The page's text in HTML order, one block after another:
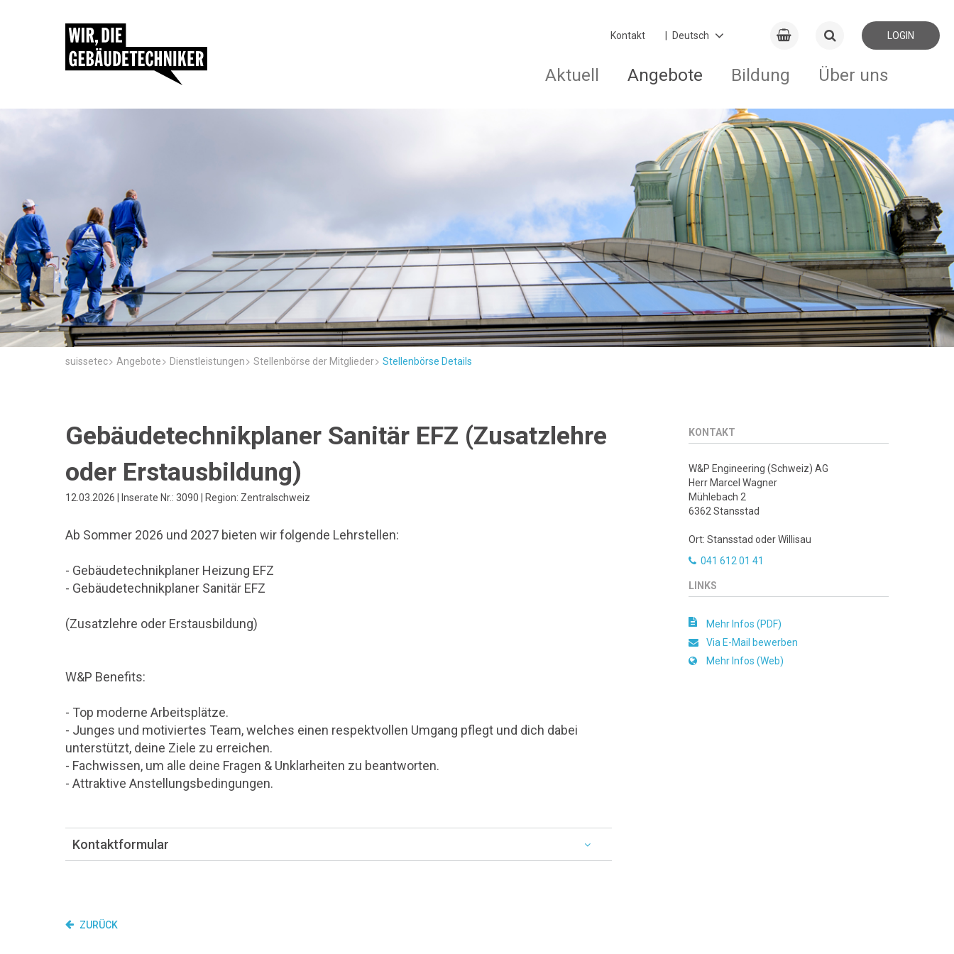
Kontakt LOGIN
Aktuell Angebote Bildung Über uns
suissetec Angebote Dienstleistungen Stellenbörse der Mitglieder Stellenbörse Details
Gebäudetechnikplaner Sanitär EFZ (Zusatzlehre
oder Erstausbildung)
12.03.2026 | Inserate Nr.: 3090 | Region: Zentralschweiz
Ab Sommer 2026 und 2027 bieten wir folgende Lehrstellen:
- Gebäudetechnikplaner Heizung EFZ
- Gebäudetechnikplaner Sanitär EFZ
(Zusatzlehre oder Erstausbildung)
W&P Benefits:
- Top moderne Arbeitsplätze.
- Junges und motiviertes Team, welches einen respektvollen Umgang pflegt und dich dabei
unterstützt, deine Ziele zu erreichen.
- Fachwissen, um alle deine Fragen & Unklarheiten zu beantworten.
- Attraktive Anstellungsbedingungen.
Kontaktformular
KONTAKT
W&P Engineering (Schweiz) AG
Herr Marcel Wagner
Mühlebach 2
6362 Stansstad
Ort: Stansstad oder Willisau
041 612 01 41
LINKS
Mehr Infos (PDF)
Via E-Mail bewerben
Mehr Infos (Web)
ZURÜCK